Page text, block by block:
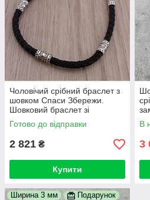
Чоловічий срібний браслет з
шовком Спаси Збережи.
Шовковий браслет зі
срібними вставками та
замком. Діаметр 3 мм / 21 см
Готово до відправки
2 821 ₴
Купити
В
3
Ширина 3 мм Подарунок